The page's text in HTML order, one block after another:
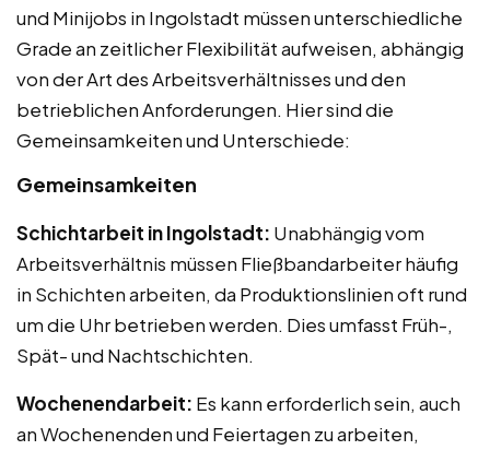
und Minijobs in Ingolstadt müssen unterschiedliche
Grade an zeitlicher Flexibilität aufweisen, abhängig
von der Art des Arbeitsverhältnisses und den
betrieblichen Anforderungen. Hier sind die
Gemeinsamkeiten und Unterschiede:
Gemeinsamkeiten
Schichtarbeit in Ingolstadt: Unabhängig vom
Arbeitsverhältnis müssen Fließbandarbeiter häufig
in Schichten arbeiten, da Produktionslinien oft rund
um die Uhr betrieben werden. Dies umfasst Früh-,
Spät- und Nachtschichten.
Wochenendarbeit: Es kann erforderlich sein, auch
an Wochenenden und Feiertagen zu arbeiten,